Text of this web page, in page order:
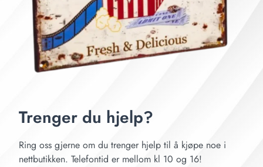
Trenger du hjelp?
Ring oss gjerne om du trenger hjelp til å kjøpe noe i
nettbutikken. Telefontid er mellom kl 10 og 16!